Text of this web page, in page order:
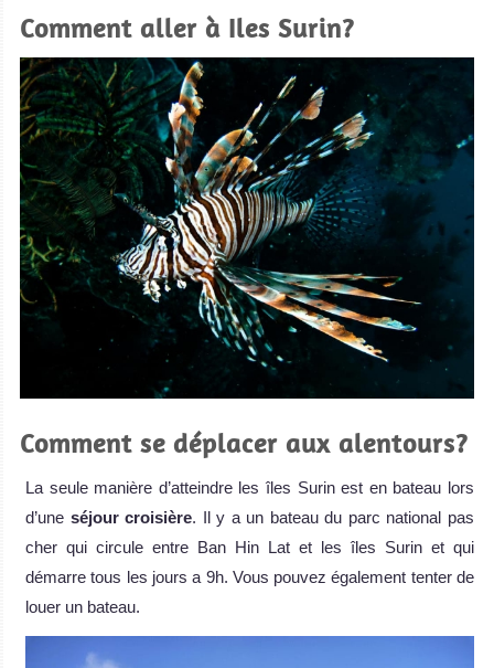
Comment aller à Iles Surin?
Comment se déplacer aux alentours?
La seule manière d’atteindre les îles Surin est en bateau lors
d’une séjour croisière. Il y a un bateau du parc national pas
cher qui circule entre Ban Hin Lat et les îles Surin et qui
démarre tous les jours a 9h. Vous pouvez également tenter de
louer un bateau.